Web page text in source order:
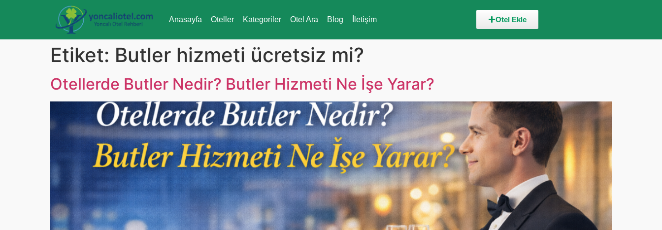
Anasayfa Oteller Kategoriler Otel Ara Blog İletişim Otel Ekle
Etiket: Butler hizmeti ücretsiz mi?
Otellerde Butler Nedir? Butler Hizmeti Ne İşe Yarar?